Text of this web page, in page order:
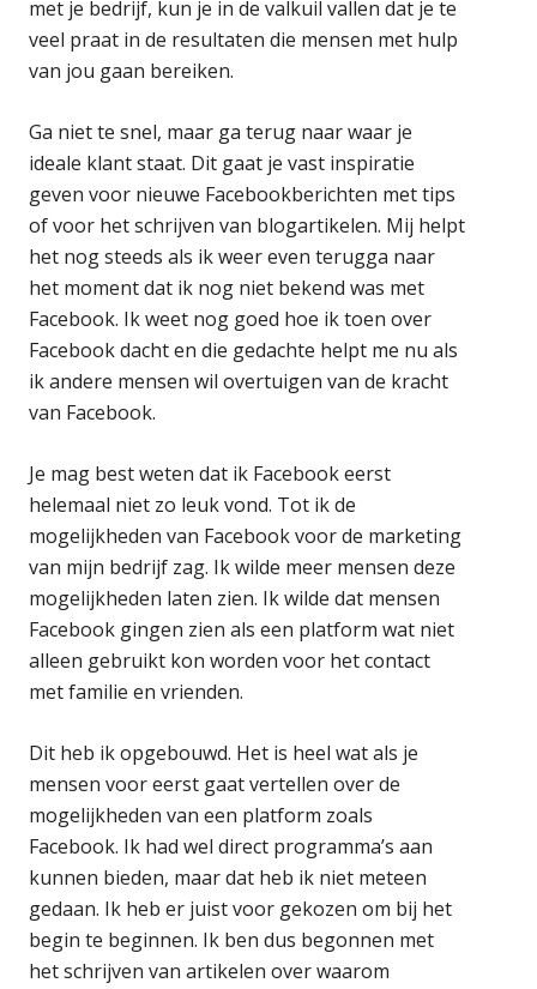
met je bedrijf, kun je in de valkuil vallen dat je te
veel praat in de resultaten die mensen met hulp
van jou gaan bereiken.
Ga niet te snel, maar ga terug naar waar je
ideale klant staat. Dit gaat je vast inspiratie
geven voor nieuwe Facebookberichten met tips
of voor het schrijven van blogartikelen. Mij helpt
het nog steeds als ik weer even terugga naar
het moment dat ik nog niet bekend was met
Facebook. Ik weet nog goed hoe ik toen over
Facebook dacht en die gedachte helpt me nu als
ik andere mensen wil overtuigen van de kracht
van Facebook.
Je mag best weten dat ik Facebook eerst
helemaal niet zo leuk vond. Tot ik de
mogelijkheden van Facebook voor de marketing
van mijn bedrijf zag. Ik wilde meer mensen deze
mogelijkheden laten zien. Ik wilde dat mensen
Facebook gingen zien als een platform wat niet
alleen gebruikt kon worden voor het contact
met familie en vrienden.
Dit heb ik opgebouwd. Het is heel wat als je
mensen voor eerst gaat vertellen over de
mogelijkheden van een platform zoals
Facebook. Ik had wel direct programma’s aan
kunnen bieden, maar dat heb ik niet meteen
gedaan. Ik heb er juist voor gekozen om bij het
begin te beginnen. Ik ben dus begonnen met
het schrijven van artikelen over waarom